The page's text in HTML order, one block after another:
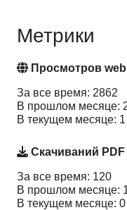
Метрики
Просмотров web
За все время: 2862
В прошлом месяце:
В текущем месяце: 1
Скачиваний PDF
За все время: 120
В прошлом месяце:
В текущем месяце: 0